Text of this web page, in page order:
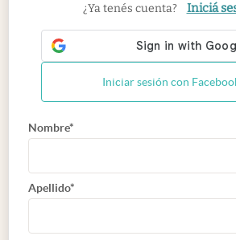
¿Ya tenés cuenta? Iniciá
Iniciar sesión con
Nombre*
Apellido*